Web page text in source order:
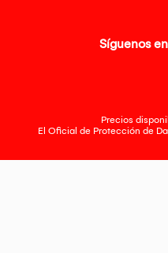
Síguenos en
Precios
El Oficial de Protección de